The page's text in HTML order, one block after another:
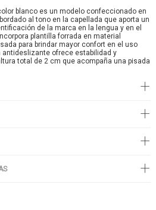
blanco es un modelo confeccionado en
al tono en la capellada que aporta un
de la marca en la lengua y en el
plantilla forrada en material
para brindar mayor confort en el uso
antideslizante ofrece estabilidad y
total de 2 cm que acompaña una pisada